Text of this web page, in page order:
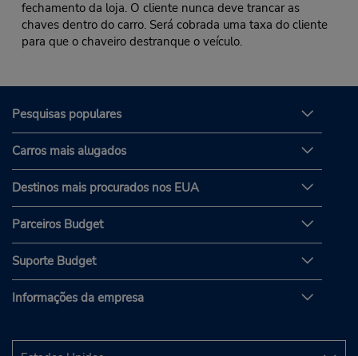
fechamento da loja. O cliente nunca deve trancar as
chaves dentro do carro. Será cobrada uma taxa do cliente
para que o chaveiro destranque o veículo.
Pesquisas populares
Carros mais alugados
Destinos mais procurados nos EUA
Parceiros Budget
Suporte Budget
Informações da empresa